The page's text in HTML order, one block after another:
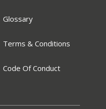
Glossary
Terms & Conditions
Code Of Conduct